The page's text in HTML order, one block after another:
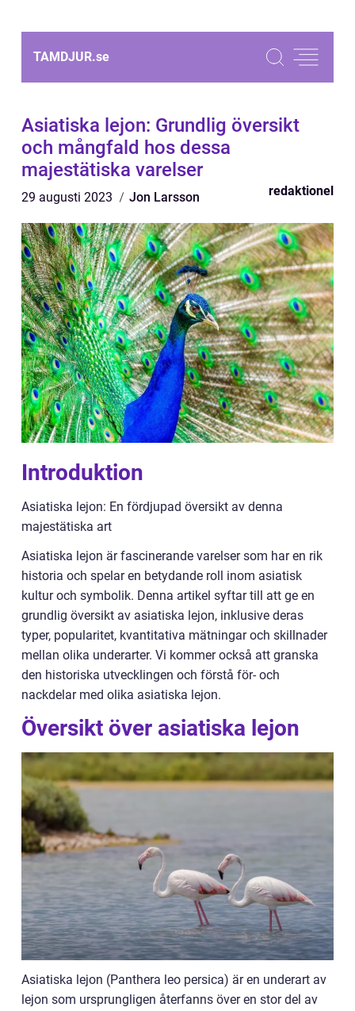
TAMDJUR.se
Asiatiska lejon: Grundlig översikt
och mångfald hos dessa
majestätiska varelser
29 augusti 2023 Jon Larsson redaktionel
Introduktion
Asiatiska lejon: En fördjupad översikt av denna
majestätiska art
Asiatiska lejon är fascinerande varelser som har en rik
historia och spelar en betydande roll inom asiatisk
kultur och symbolik. Denna artikel syftar till att ge en
grundlig översikt av asiatiska lejon, inklusive deras
typer, popularitet, kvantitativa mätningar och skillnader
mellan olika underarter. Vi kommer också att granska
den historiska utvecklingen och förstå för- och
nackdelar med olika asiatiska lejon.
Översikt över asiatiska lejon
Asiatiska lejon (Panthera leo persica) är en underart av
lejon som ursprungligen återfanns över en stor del av